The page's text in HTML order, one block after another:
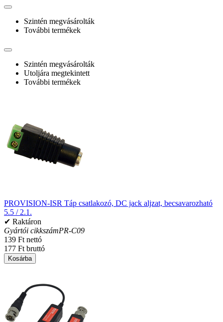
Szintén megvásárolták
További termékek
Szintén megvásárolták
Utoljára megtekintett
További termékek
PROVISION-ISR Táp csatlakozó, DC jack aljzat, becsavarozható
5.5 / 2.1.
✔ Raktáron
Gyártói cikkszámPR-C09
139 Ft nettó
177 Ft bruttó
Kosárba